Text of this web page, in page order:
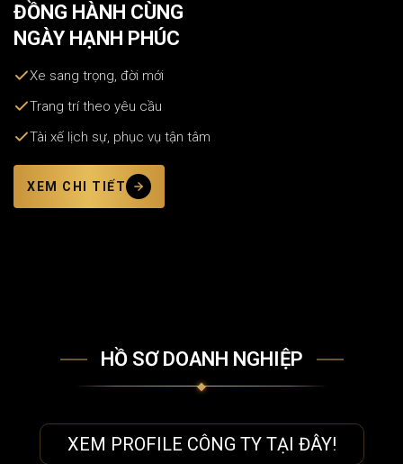
ĐỒNG HÀNH CÙNG
NGÀY HẠNH PHÚC
Xe sang trọng, đời mới
Trang trí theo yêu cầu
Tài xế lịch sự, phục vụ tận tâm
XEM CHI TIẾT
HỒ SƠ DOANH NGHIỆP
XEM PROFILE CÔNG TY TẠI ĐÂY!